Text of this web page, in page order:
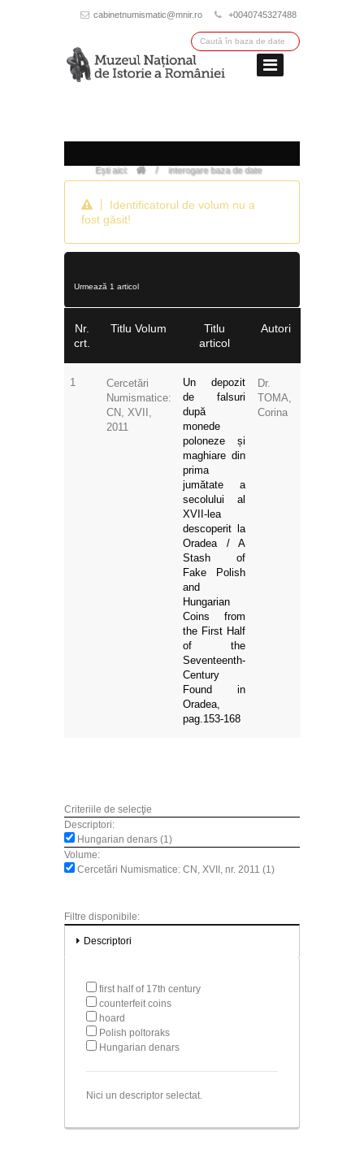
cabinetnumismatic@mnir.ro +0040745327488
Ești aici: / interogare baza de date
Identificatorul de volum nu a
fost găsit!
Urmează 1 articol
Nr.
crt.
Titlu Volum
Titlu
articol
Autori
1
Cercetări
Numismatice:
CN, XVII,
2011
Un depozit
de falsuri
după
monede
poloneze și
maghiare din
prima
jumătate a
secolului al
XVII-lea
descoperit la
Oradea / A
Stash of
Fake Polish
and
Hungarian
Coins from
the First Half
of the
Seventeenth-
Century
Found in
Oradea,
pag.153-168
Dr.
TOMA,
Corina
Criteriile de selecţie
Descriptori:
Hungarian denars (1)
Volume:
Cercetări Numismatice: CN, XVII, nr. 2011 (1)
Filtre disponibile:
Descriptori
first half of 17th century
counterfeit coins
hoard
Polish poltoraks
Hungarian denars
Nici un descriptor selectat.